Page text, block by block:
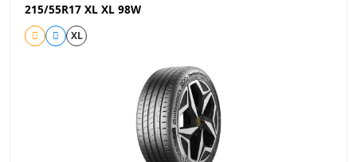
215/55R17 XL XL 98W
XL